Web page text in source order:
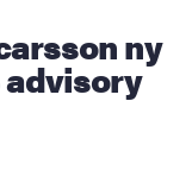
advisory